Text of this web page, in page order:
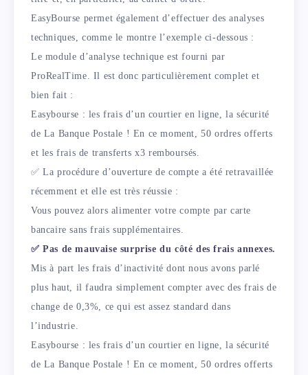
EasyBourse permet également d’effectuer des analyses
techniques, comme le montre l’exemple ci-dessous :
Le module d’analyse technique est fourni par
ProRealTime. Il est donc particulièrement complet et
bien fait :
Easybourse : les frais d’un courtier en ligne, la sécurité
de La Banque Postale ! En ce moment, 50 ordres offerts
et les frais de transferts x3 remboursés.
✅ La procédure d’ouverture de compte a été retravaillée
récemment et elle est très réussie :
Vous pouvez alors alimenter votre compte par carte
bancaire sans frais supplémentaires.
✅ Pas de mauvaise surprise du côté des frais annexes.
Mis à part les frais d’inactivité dont nous avons parlé
plus haut, il faudra simplement compter avec des frais de
change de 0,3%, ce qui est assez standard dans
l’industrie.
Easybourse : les frais d’un courtier en ligne, la sécurité
de La Banque Postale ! En ce moment, 50 ordres offerts